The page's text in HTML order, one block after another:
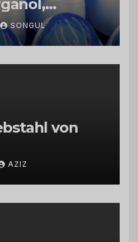
und
von
Anbietern
SONGUL
von
AZIZ